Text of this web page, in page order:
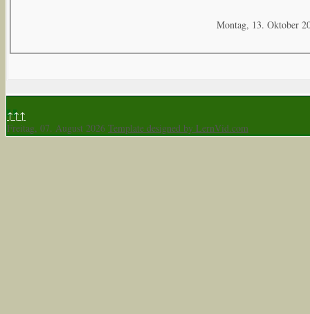
Montag, 13. Oktober
↑↑↑
Freitag, 07. August 2026 Template designed by LernVid.com